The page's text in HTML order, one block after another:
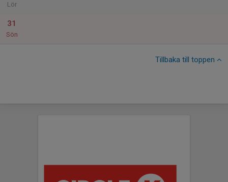
Lör
31
Sön
Tillbaka till toppen